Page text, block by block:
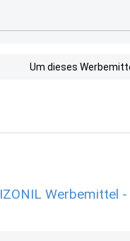
Um dieses
IZONIL Werbemittel